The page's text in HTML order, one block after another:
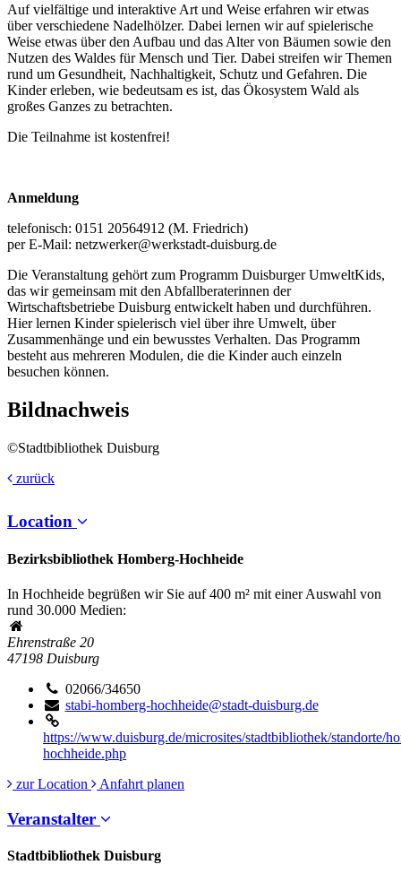
Auf vielfältige und interaktive Art und Weise erfahren wir etwas
über verschiedene Nadelhölzer. Dabei lernen wir auf spielerische
Weise etwas über den Aufbau und das Alter von Bäumen sowie den
Nutzen des Waldes für Mensch und Tier. Dabei streifen wir Themen
rund um Gesundheit, Nachhaltigkeit, Schutz und Gefahren. Die
Kinder erleben, wie bedeutsam es ist, das Ökosystem Wald als
großes Ganzes zu betrachten.
Die Teilnahme ist kostenfrei!
Anmeldung
telefonisch: 0151 20564912 (M. Friedrich)
per E-Mail: netzwerker@werkstadt-duisburg.de
Die Veranstaltung gehört zum Programm Duisburger UmweltKids,
das wir gemeinsam mit den Abfallberaterinnen der
Wirtschaftsbetriebe Duisburg entwickelt haben und durchführen.
Hier lernen Kinder spielerisch viel über ihre Umwelt, über
Zusammenhänge und ein bewusstes Verhalten. Das Programm
besteht aus mehreren Modulen, die die Kinder auch einzeln
besuchen können.
Bildnachweis
©Stadtbibliothek Duisburg
zurück
Location
Bezirksbibliothek Homberg-Hochheide
In Hochheide begrüßen wir Sie auf 400 m² mit einer Auswahl von
rund 30.000 Medien:
Ehrenstraße 20
47198 Duisburg
02066/34650
stabi-homberg-hochheide@stadt-duisburg.de
https://www.duisburg.de/microsites/stadtbibliothek/standorte/
hochheide.php
zur Location
Anfahrt planen
Veranstalter
Stadtbibliothek Duisburg